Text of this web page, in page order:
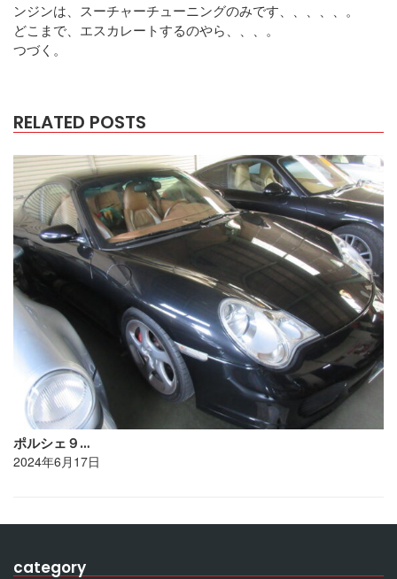
ンジンは、スーチャーチューニングのみです、、、、、。
どこまで、エスカレートするのやら、、、。
つづく。
RELATED POSTS
ポルシェ９…
2024年6月17日
category